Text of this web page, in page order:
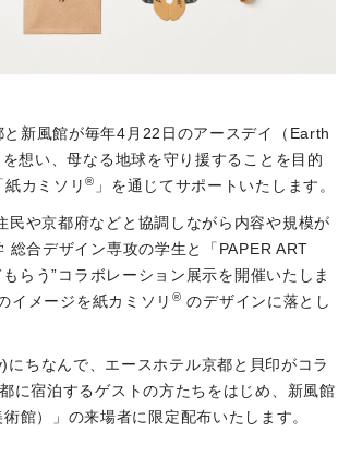
新風館が毎年4月22日のアースデイ（Earth
想い、母なる地球を守り援することを目的
紙カミソリ® 」を通じてサポートいたします。
や京都府などと協調しながら内容や規模が
合デザイン専攻の学生と「PAPER ART
らう”コラボレーション展示を開催いたしま
イメージを紙カミソリ ® のデザインに落とし
ちなんで、エースホテル京都と貝印がコラ
に宿泊するゲストの方たちをはじめ、新風館
館）」の来場者に限定配布いたします。